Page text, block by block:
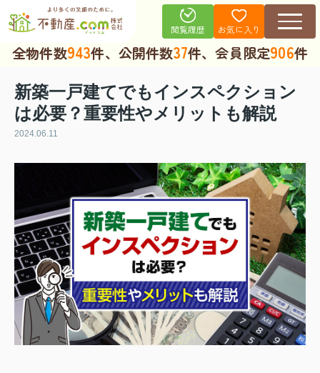
閲覧履歴 お気に入り
全物件数943件、公開件数37件、会員限定906件
新築一戸建てでもインスペクション
は必要？重要性やメリットも解説
2024.06.11